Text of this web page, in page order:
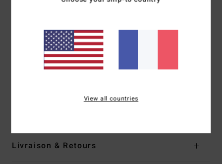
Broderie sur la poitrine
Vêtement lavé avec de l'adoucissant pour plus de
Étiquette avec logo Arch sur la couture latérale
Livraison & Retours
View all countries